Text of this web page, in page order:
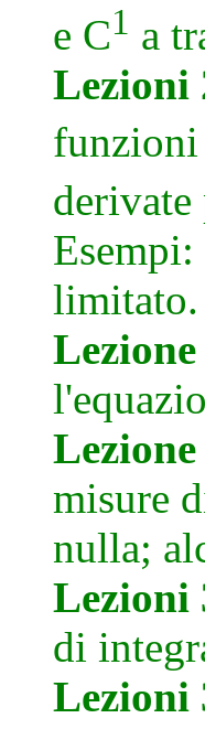
e C1 a
Lezioni
funzioni
limitato.
misure
nulla;
Lezioni
di
Lezioni